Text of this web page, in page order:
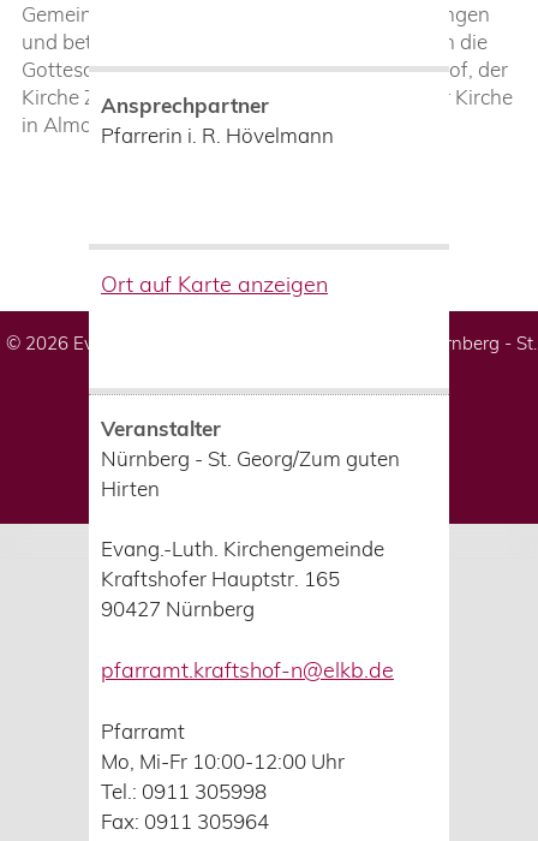
Ansprechpartner
Pfarrerin i. R. Hövelmann
Ort auf Karte anzeigen
Veranstalter
Nürnberg - St. Georg/Zum guten
Hirten
Evang.-Luth. Kirchengemeinde
Kraftshofer Hauptstr. 165
90427 Nürnberg
pfarramt.kraftshof-n@elkb.de
Pfarramt
Mo, Mi-Fr 10:00-12:00 Uhr
Tel.: 0911 305998
Fax: 0911 305964
Gemeinschaft erleben, Gottesdienste feiern, singen
und beten – in unserer Kirchengemeinde finden die
Gottesdienste in der St.Georgskirche in Kraftshof, der
Kirche Zum Guten Hirten in Boxdorf und in der Kirche
in Almoshof statt.
© 2026 Evangelisch-Lutherische Kirchengemeinde Nürnberg -
Datenschutz
Impressum